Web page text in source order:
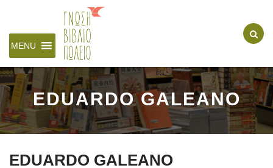
MENU
EDUARDO GALEANO
EDUARDO GALEANO